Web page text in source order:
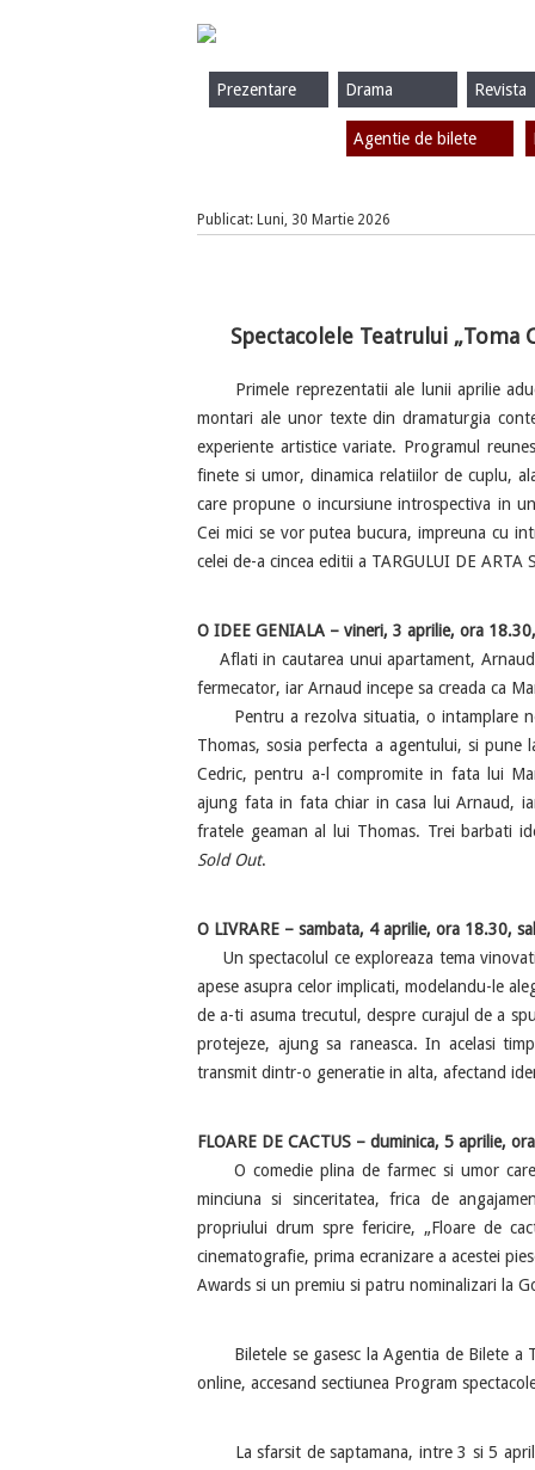
Revista
Drama
Prezentare
Agentie de bilete
Publicat: Luni, 30 Martie 2026
Spectacolele Teatrului
Primele reprezentatii ale lunii aprilie aduc
montari ale unor texte din dramaturgia
experiente artistice variate. Programul
finete si umor, dinamica relatiilor de cuplu,
care propune o incursiune introspectiva in
Cei mici se vor putea bucura, impreuna cu
celei de-a cincea editii a TARGULUI DE ARTA
O IDEE GENIALA – vineri, 3 aprilie, ora
Aflati in cautarea unui apartament,
fermecator, iar Arnaud incepe sa creada ca
Pentru a rezolva situatia, o intamplare
Thomas, sosia perfecta a agentului, si pune
Cedric, pentru a-l compromite in fata lui
ajung fata in fata chiar in casa lui Arnaud,
fratele geaman al lui Thomas. Trei barbati
Sold Out.
O LIVRARE – sambata, 4 aprilie, ora 18.30,
Un spectacolul ce exploreaza tema
apese asupra celor implicati, modelandu-le
de a-ti asuma trecutul, despre curajul de a
protejeze, ajung sa raneasca. In acelasi
transmit dintr-o generatie in alta, afectand
FLOARE DE CACTUS – duminica, 5 aprilie,
O comedie plina de farmec si umor care
minciuna si sinceritatea, frica de
propriului drum spre fericire, „Floare de
cinematografie, prima ecranizare a acestei
Awards si un premiu si patru nominalizari la
Biletele se gasesc la Agentia de Bilete a
online, accesand sectiunea Program
La sfarsit de saptamana, intre 3 si 5